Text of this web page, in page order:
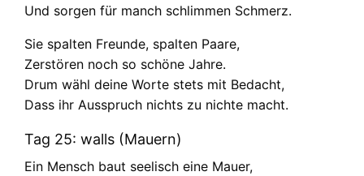
Und sorgen für manch schlimmen Schmerz.
Sie spalten Freunde, spalten Paare,
Zerstören noch so schöne Jahre.
Drum wähl deine Worte stets mit Bedacht,
Dass ihr Ausspruch nichts zu nichte macht.
Tag 25: walls (Mauern)
Ein Mensch baut seelisch eine Mauer,